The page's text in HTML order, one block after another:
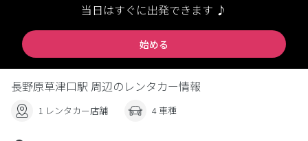
当日はすぐに出発できます ♪
始める
長野原草津口駅 周辺のレンタカー情報
1 レンタカー店舗 4 車種